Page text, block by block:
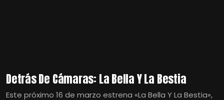
Detrás De Cámaras: La Bella Y La Bestia
Este próximo 16 de marzo estrena «La Bella Y La Bestia»,